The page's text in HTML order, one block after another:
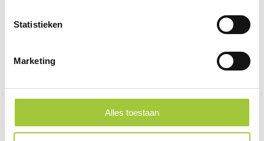
Statistieken
Marketing
Alles toestaan
Aktentas Tanil